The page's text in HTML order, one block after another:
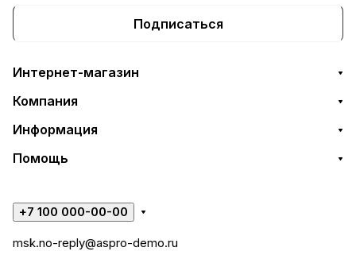
Подписаться
Интернет-магазин
Компания
Информация
Помощь
+7 100 000-00-00
msk.no-reply@aspro-demo.ru